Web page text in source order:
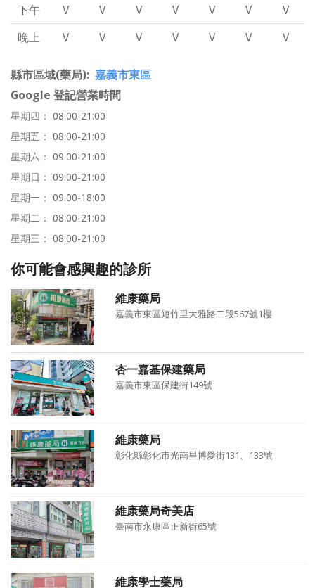
下午
V V V V V V
V
晚上
V V V V V V V
縣市區域(藥局) 嘉義市東區
Google 登記營業時間
星期四： 08:00-21:00
星期五： 08:00-21:00
星期六： 09:00-21:00
星期日： 09:00-21:00
星期一： 09:00-18:00
星期二： 08:00-21:00
星期三： 08:00-21:00
你可能會感興趣的診所
維康藥局
嘉義市東區短竹里大雅路二段567號1樓
杏一嘉基保建藥局
嘉義市東區保建街149號
維康藥局
彰化縣彰化市光南里博愛街131、133號
維康藥局奇美店
臺南市永康區正新街65號
維康學士藥局